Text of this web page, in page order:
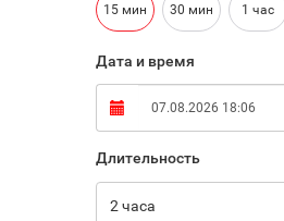
15 мин 30 мин 1 час
Дата и время
Длительность
2 часа